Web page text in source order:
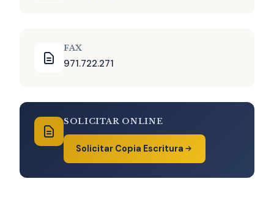
FAX
971.722.271
SOLICITAR ONLINE
Solicitar Copia Escritura